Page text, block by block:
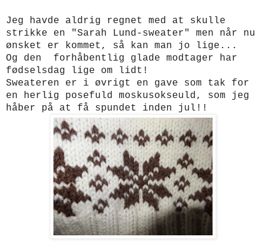
Jeg havde aldrig regnet med at skulle
strikke en "Sarah Lund-sweater" men når nu
ønsket er kommet, så kan man jo lige...
Og den forhåbentlig glade modtager har
fødselsdag lige om lidt!
Sweateren er i øvrigt en gave som tak for
en herlig posefuld moskusokseuld, som jeg
håber på at få spundet inden jul!!